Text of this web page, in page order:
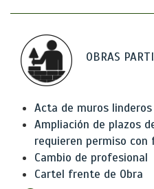
OBRAS
Acta de muros linderos
Ampliación de plazos
requieren permiso con
Cambio de profesional
Cartel frente de Obra